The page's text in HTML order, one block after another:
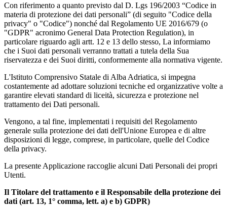
Con riferimento a quanto previsto dal D. Lgs 196/2003 “Codice in
materia di protezione dei dati personali” (di seguito "Codice della
privacy" o "Codice") nonché dal Regolamento UE 2016/679 (o
"GDPR" acronimo General Data Protection Regulation), in
particolare riguardo agli artt. 12 e 13 dello stesso, La informiamo
che i Suoi dati personali verranno trattati a tutela della Sua
riservatezza e dei Suoi diritti, conformemente alla normativa vigente.
L'Istituto Comprensivo Statale di Alba Adriatica, si impegna
costantemente ad adottare soluzioni tecniche ed organizzative volte a
garantire elevati standard di liceità, sicurezza e protezione nel
trattamento dei Dati personali.
Vengono, a tal fine, implementati i requisiti del Regolamento
generale sulla protezione dei dati dell'Unione Europea e di altre
disposizioni di legge, comprese, in particolare, quelle del Codice
della privacy.
La presente Applicazione raccoglie alcuni Dati Personali dei propri
Utenti.
Il Titolare del trattamento e il Responsabile della protezione dei
dati (art. 13, 1° comma, lett. a) e b) GDPR)